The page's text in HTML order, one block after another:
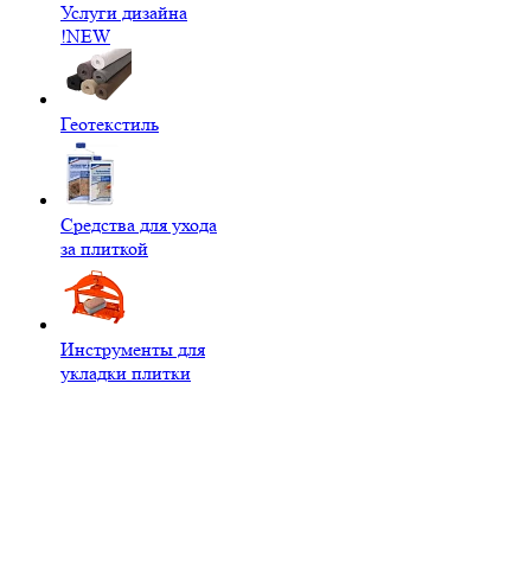
Услуги дизайна
!NEW
Геотекстиль
Средства для ухода
за плиткой
Инструменты для
укладки плитки